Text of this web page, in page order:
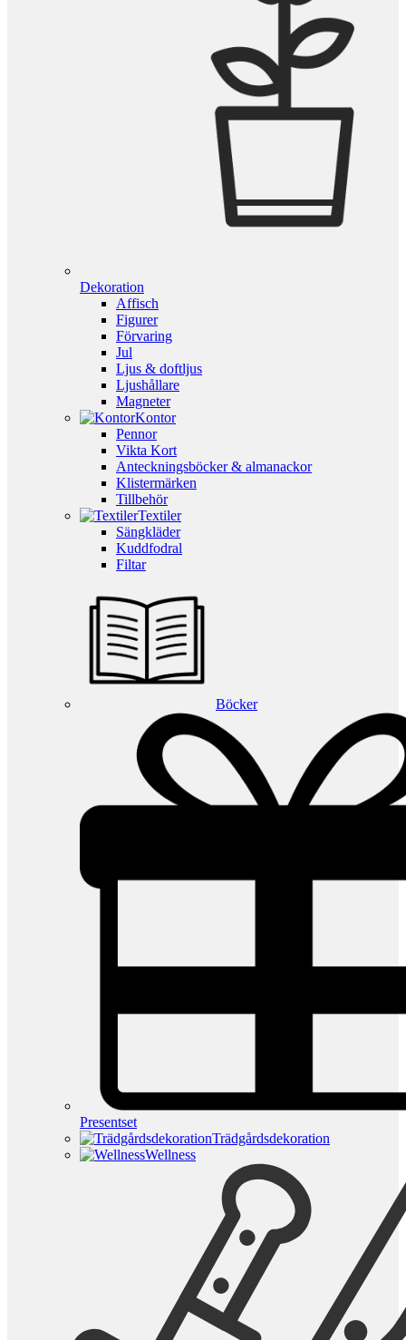
Dekoration
Affisch
Figurer
Förvaring
Jul
Ljus & doftljus
Ljushållare
Magneter
Kontor
Pennor
Vikta Kort
Anteckningsböcker & almanackor
Klistermärken
Tillbehör
Textiler
Sängkläder
Kuddfodral
Filtar
Böcker
Presentset
Trädgårdsdekoration
Wellness